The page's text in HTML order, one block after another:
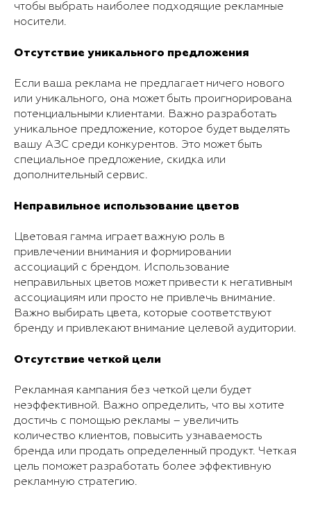
чтобы выбрать наиболее подходящие рекламные
носители.
Отсутствие уникального предложения
Если ваша реклама не предлагает ничего нового
или уникального, она может быть проигнорирована
потенциальными клиентами. Важно разработать
уникальное предложение, которое будет выделять
вашу АЗС среди конкурентов. Это может быть
специальное предложение, скидка или
дополнительный сервис.
Неправильное использование цветов
Цветовая гамма играет важную роль в
привлечении внимания и формировании
ассоциаций с брендом. Использование
неправильных цветов может привести к негативным
ассоциациям или просто не привлечь внимание.
Важно выбирать цвета, которые соответствуют
бренду и привлекают внимание целевой аудитории.
Отсутствие четкой цели
Рекламная кампания без четкой цели будет
неэффективной. Важно определить, что вы хотите
достичь с помощью рекламы – увеличить
количество клиентов, повысить узнаваемость
бренда или продать определенный продукт. Четкая
цель поможет разработать более эффективную
рекламную стратегию.